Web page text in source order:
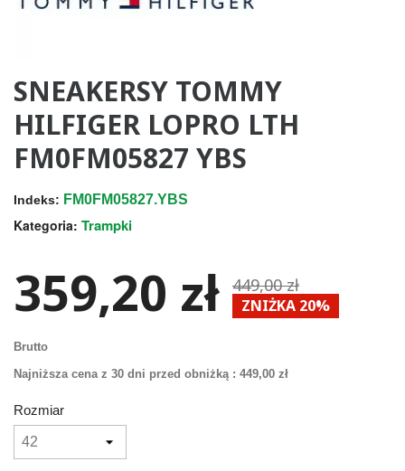
SNEAKERSY TOMMY
HILFIGER LOPRO LTH
FM0FM05827 YBS
Indeks: FM0FM05827.YBS
Kategoria: Trampki
359,20 zł 449,00 zł
ZNIŻKA 20%
Brutto
Najniższa cena z 30 dni przed obniżką : 449,00 zł
Rozmiar